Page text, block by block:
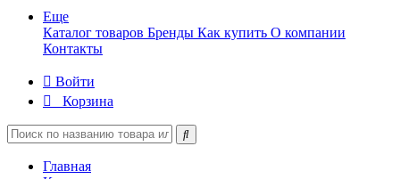
Еще
Каталог товаров Бренды Как купить О компании
Контакты
Войти
Корзина
Главная